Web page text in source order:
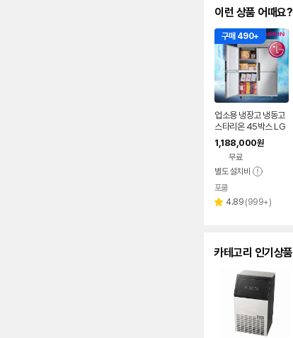
이런 상품 어때요?
구매 490+
업소용 냉장고 냉동고
스타리온 45박스 LG
A/S 영업용 대형 올냉
장 올메탈 E45BAR
1,188,000원
무료
별도 설치비
포쿨
별 4.89 리
(999+)
카테고리 인기상품